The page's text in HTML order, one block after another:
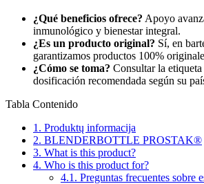
¿Qué beneficios ofrece? Apoyo
inmunológico y bienestar integral.
¿Es un producto original? Sí, en
garantizamos productos 100%
¿Cómo se toma? Consultar la
dosificación recomendada según su
Tabla Contenido
1. Produktų informacija
2. BLENDERBOTTLE PROSTAK®
3. What is this product?
4. Who is this product for?
4.1. Preguntas frecuentes sobre